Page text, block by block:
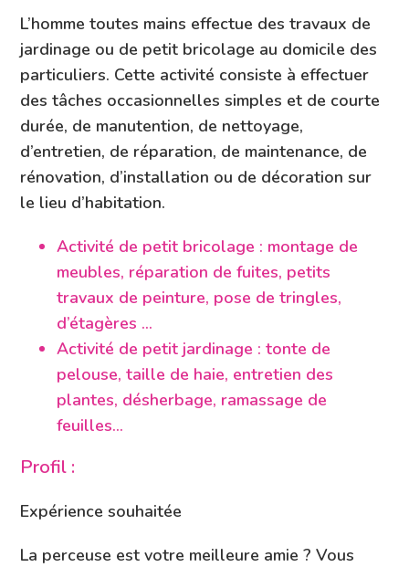
L’homme toutes mains effectue des travaux de
jardinage ou de petit bricolage au domicile des
particuliers. Cette activité consiste à effectuer
des tâches occasionnelles simples et de courte
durée, de manutention, de nettoyage,
d’entretien, de réparation, de maintenance, de
rénovation, d’installation ou de décoration sur
le lieu d’habitation.
Activité de petit bricolage : montage de
meubles, réparation de fuites, petits
travaux de peinture, pose de tringles,
d’étagères …
Activité de petit jardinage : tonte de
pelouse, taille de haie, entretien des
plantes, désherbage, ramassage de
feuilles…
Profil :
Expérience souhaitée
La perceuse est votre meilleure amie ? Vous